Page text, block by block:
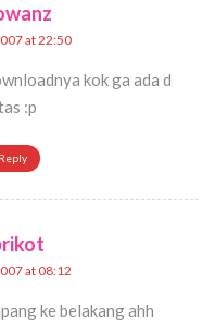
at 22:50
kok ga ada d
:p
Reply
at 08:12
ke belakang ahh